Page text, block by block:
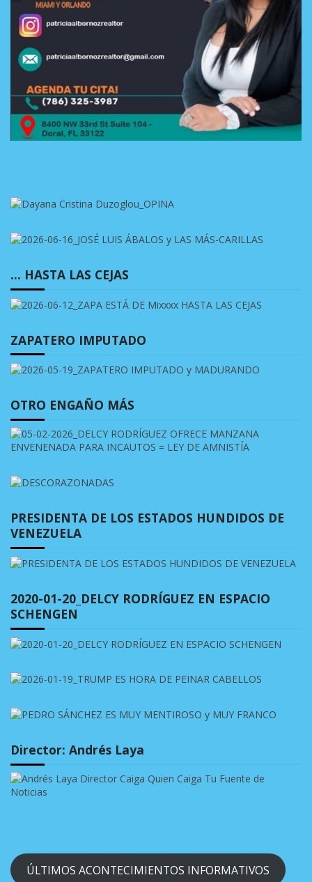
… HASTA LAS CEJAS
ZAPATERO IMPUTADO
OTRO ENGAÑO MÁS
PRESIDENTA DE LOS ESTADOS HUNDIDOS DE
VENEZUELA
2020-01-20_DELCY RODRÍGUEZ EN ESPACIO
SCHENGEN
Director: Andrés Laya
ÚLTIMOS ACONTECIMIENTOS INFORMATIVOS